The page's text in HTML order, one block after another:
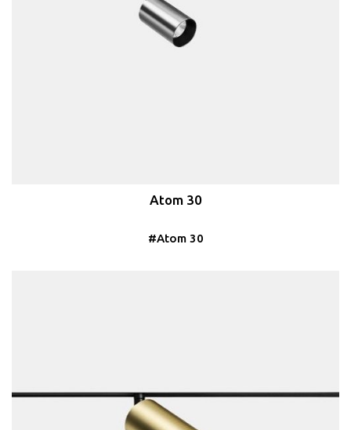
Atom 30
#Atom 30